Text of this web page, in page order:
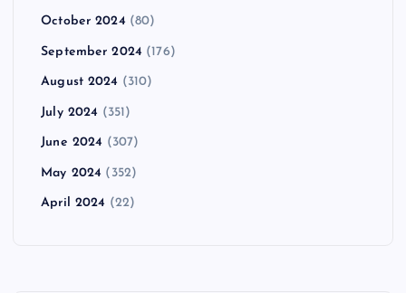
October 2024 (80)
September 2024 (176)
August 2024 (310)
July 2024 (351)
June 2024 (307)
May 2024 (352)
April 2024 (22)